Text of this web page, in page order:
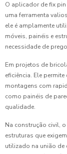
O aplicador de fix
uma ferramenta
ele é amplamente
móveis, painéis e
necessidade de
Em projetos de
eficiência. Ele
montagens com
como painéis de
qualidade.
Na construção civil,
estruturas que
utilizado na união